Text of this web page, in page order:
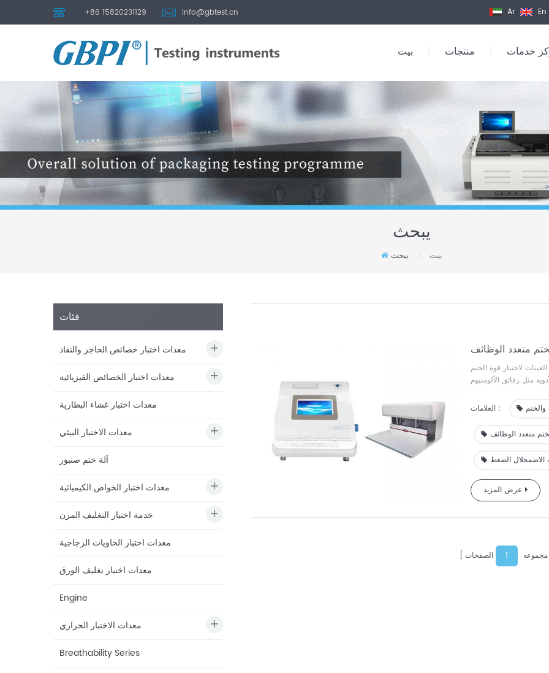
+86 15820231129 info@gbtest.cn Ar En
بيت / منتجات / خدمات
يبحث
بيت يبحث
فئات
معدات اختبار خصائص الحاجز والنفاذ
معدات اختبار الخصائص الفيزيائية
معدات اختبار غشاء البطارية
معدات الاختبار البيئي
آلة ختم صنبور
معدات اختبار الخواص الكيميائية
خدمة اختبار التغليف المرن
معدات اختبار الحاويات الزجاجية
معدات اختبار تغليف الورق
Engine
معدات الاختبار الحراري
Breathability Series
متعدد الوظائف
لاختبار قوة الختم
مثل رقائق الألومنيوم
واسعة، ووظائف وملحقات
للعينات المختلفة
العلامات :
متعدد الوظائف
الاضمحلال الضغط
عرض المزيد
مجموعه 1 الصفحات